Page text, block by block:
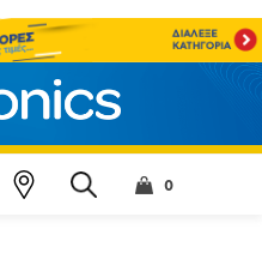
0